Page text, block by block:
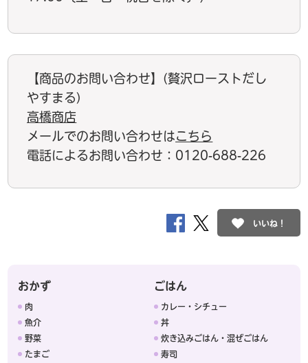
【商品のお問い合わせ】(贅沢ローストだし
やすまる)
高橋商店
メールでのお問い合わせはこちら
電話によるお問い合わせ：0120-688-226
いいね！
おかず
肉
魚介
野菜
たまご
ごはん
カレー・シチュー
丼
炊き込みごはん・混ぜごはん
寿司